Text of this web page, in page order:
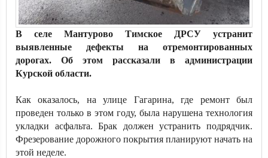
В селе Мантурово Тимское ДРСУ устранит
выявленные дефекты на отремонтированных
дорогах. Об этом рассказали в администрации
Курской области.
Как оказалось, на улице Гагарина, где ремонт был
проведен только в этом году, была нарушена технология
укладки асфальта. Брак должен устранить подрядчик.
Фрезерование дорожного покрытия планируют начать на
этой неделе.